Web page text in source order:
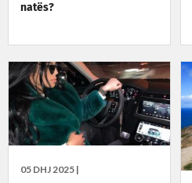
natës?
05 DHJ 2025 |